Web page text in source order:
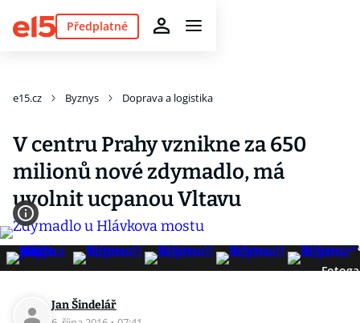
Předplatné
e15.cz Byznys Doprava a logistika
V centru Prahy vznikne za 650
milionů nové zdymadlo, má
uvolnit ucpanou Vltavu
Jan Šindelář